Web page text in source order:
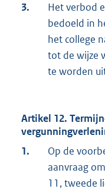
3.
Het verbod
bedoeld in
het college
tot de wijze
te worden
Artikel 12.
1.
Op de
aanvraag
11, tweede